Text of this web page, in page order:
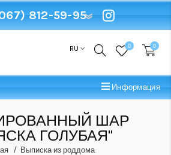
812-59-95
RU 0 0
Информация
ШАР
ГОЛУБАЯ"
Выписка из роддома